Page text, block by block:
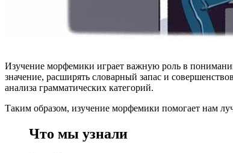
Изучение морфемики играет важную роль в
значение, расширять словарный запас и
анализа грамматических категорий.
Таким образом, изучение морфемики помогает нам
Что мы узнали